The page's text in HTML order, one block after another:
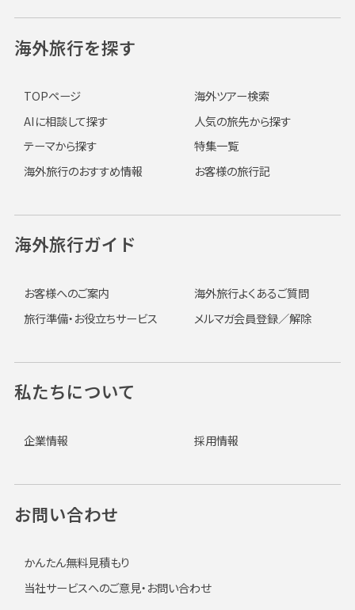
海外旅行を探す
TOPページ
海外ツアー検索
AIに相談して探す
人気の旅先から探す
テーマから探す
特集一覧
海外旅行のおすすめ情報
お客様の旅行記
海外旅行ガイド
お客様へのご案内
海外旅行よくあるご質問
旅行準備・お役立ちサービス
メルマガ会員登録／解除
私たちについて
企業情報 採用情報
お問い合わせ
かんたん無料見積もり
当社サービスへのご意見・お問い合わせ